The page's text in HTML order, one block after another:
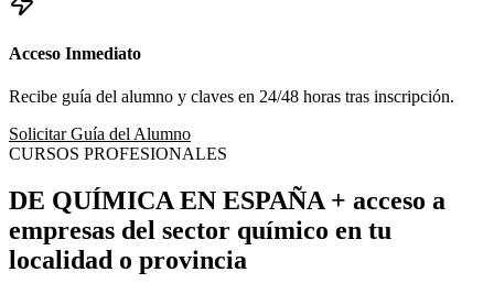
Acceso Inmediato
Recibe guía del alumno y claves en 24/48 horas tras inscripción.
Solicitar Guía del Alumno
CURSOS PROFESIONALES
DE QUÍMICA EN ESPAÑA + acceso a
empresas del sector químico en tu
localidad o provincia